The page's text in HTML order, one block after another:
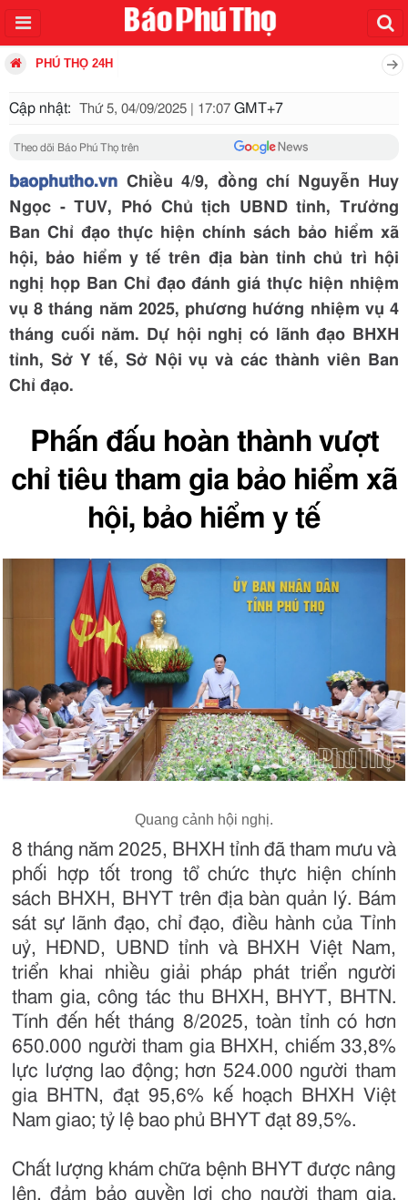
PHÚ THỌ 24H
Cập nhật: Thứ 5, 04/09/2025 | 17:07 GMT+7
Theo dõi Báo Phú Thọ trên
baophutho.vn Chiều 4/9, đồng chí Nguyễn Huy
Ngọc - TUV, Phó Chủ tịch UBND tỉnh, Trưởng
Ban Chỉ đạo thực hiện chính sách bảo hiểm xã
hội, bảo hiểm y tế trên địa bàn tỉnh chủ trì hội
nghị họp Ban Chỉ đạo đánh giá thực hiện nhiệm
vụ 8 tháng năm 2025, phương hướng nhiệm vụ 4
tháng cuối năm. Dự hội nghị có lãnh đạo BHXH
tỉnh, Sở Y tế, Sở Nội vụ và các thành viên Ban
Chỉ đạo.
Phấn đấu hoàn thành vượt
chỉ tiêu tham gia bảo hiểm xã
hội, bảo hiểm y tế
Quang cảnh hội nghị.
8 tháng năm 2025, BHXH tỉnh đã tham mưu và
phối hợp tốt trong tổ chức thực hiện chính
sách BHXH, BHYT trên địa bàn quản lý. Bám
sát sự lãnh đạo, chỉ đạo, điều hành của Tỉnh
uỷ, HĐND, UBND tỉnh và BHXH Việt Nam,
triển khai nhiều giải pháp phát triển người
tham gia, công tác thu BHXH, BHYT, BHTN.
Tính đến hết tháng 8/2025, toàn tỉnh có hơn
650.000 người tham gia BHXH, chiếm 33,8%
lực lượng lao động; hơn 524.000 người tham
gia BHTN, đạt 95,6% kế hoạch BHXH Việt
Nam giao; tỷ lệ bao phủ BHYT đạt 89,5%.
Chất lượng khám chữa bệnh BHYT được nâng
lên, đảm bảo quyền lợi cho người tham gia.